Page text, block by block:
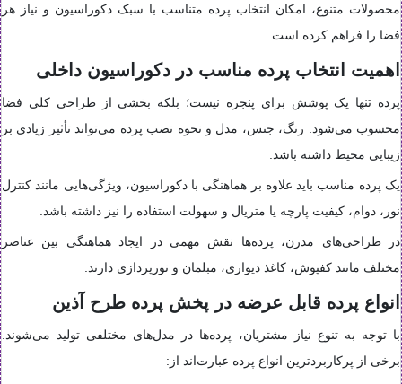
محصولات متنوع، امکان انتخاب پرده متناسب با سبک دکوراسیون و نیاز هر
فضا را فراهم کرده است.
اهمیت انتخاب پرده مناسب در دکوراسیون داخلی
پرده تنها یک پوشش برای پنجره نیست؛ بلکه بخشی از طراحی کلی فضا
محسوب می‌شود. رنگ، جنس، مدل و نحوه نصب پرده می‌تواند تأثیر زیادی بر
زیبایی محیط داشته باشد.
یک پرده مناسب باید علاوه بر هماهنگی با دکوراسیون، ویژگی‌هایی مانند کنترل
نور، دوام، کیفیت پارچه یا متریال و سهولت استفاده را نیز داشته باشد.
در طراحی‌های مدرن، پرده‌ها نقش مهمی در ایجاد هماهنگی بین عناصر
مختلف مانند کفپوش، کاغذ دیواری، مبلمان و نورپردازی دارند.
انواع پرده قابل عرضه در پخش پرده طرح آذین
با توجه به تنوع نیاز مشتریان، پرده‌ها در مدل‌های مختلفی تولید می‌شوند.
برخی از پرکاربردترین انواع پرده عبارت‌اند از: